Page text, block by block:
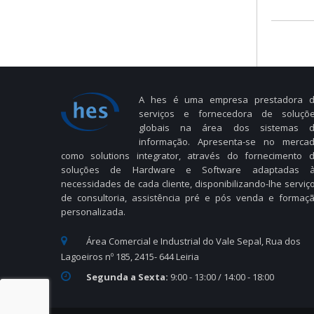
A hes é uma empresa prestadora
serviços e fornecedora de
globais na área dos sistemas
informação. Apresenta-se no
como solutions integrator, através do fornecimento
soluções de Hardware e Software adaptadas
necessidades de cada cliente, disponibilizando-lhe
de consultoria, assistência pré e pós venda e
personalizada.
Área Comercial e Industrial do Vale Sepal, Rua dos
Lagoeiros nº 185, 2415- 644 Leiria
Segunda a Sexta: 9:00 - 13:00 / 14:00 - 18:00